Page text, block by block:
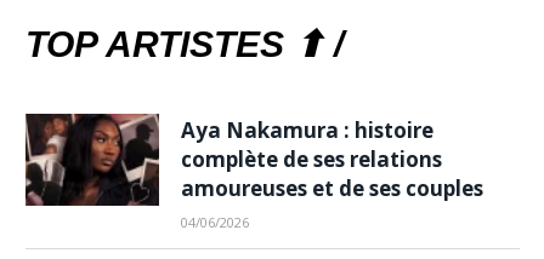
TOP ARTISTES ⬆ /
Aya Nakamura : histoire
complète de ses relations
amoureuses et de ses couples
04/06/2026